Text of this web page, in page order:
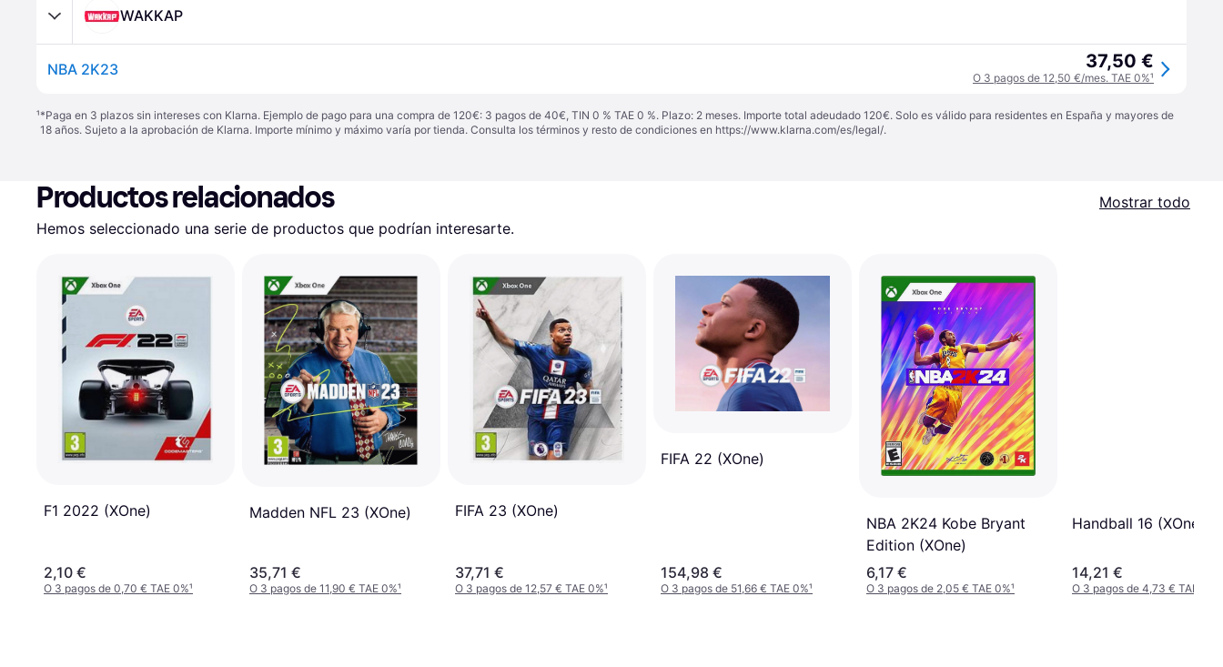
WAKKAP
NBA 2K23 37,50 €
O 3 pagos de 12,50 €/mes. TAE 0%¹
¹*Paga en 3 plazos sin intereses con Klarna. Ejemplo de pago para una compra de 120€: 3 pagos de 40€, TIN 0 % TAE 0 %. Plazo: 2 meses. Importe total adeudado 120€. Solo es válido para residentes en España y mayores de
18 años. Sujeto a la aprobación de Klarna. Importe mínimo y máximo varía por tienda. Consulta los términos y resto de condiciones en https://www.klarna.com/es/legal/.
Productos relacionados
Mostrar todo
Hemos seleccionado una serie de productos que podrían interesarte.
F1 2022 (XOne)
2,10 €
O 3 pagos de 0,70 € TAE 0%¹
Madden NFL 23 (XOne)
35,71 €
O 3 pagos de 11,90 € TAE 0%¹
FIFA 23 (XOne)
37,71 €
O 3 pagos de 12,57 € TAE 0%¹
FIFA 22 (XOne)
154,98 €
O 3 pagos de 51,66 € TAE 0%¹
NBA 2K24 Kobe Bryant
Edition (XOne)
6,17 €
O 3 pagos de 2,05 € TAE 0%¹
Handball 16 (XOne)
14,21 €
O 3 pagos de 4,73 € TAE 0%